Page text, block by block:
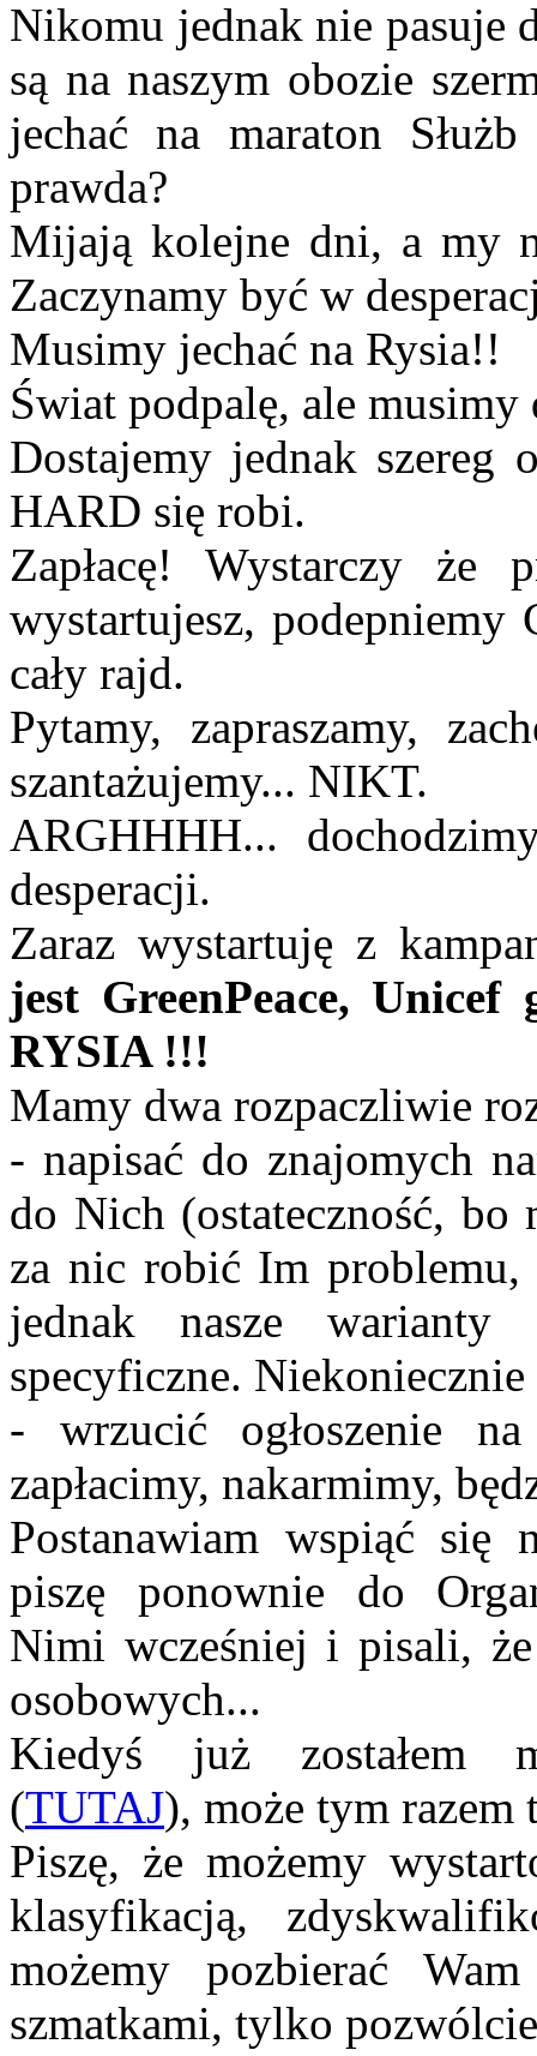
Nikomu jednak nie pasuje
są na naszym obozie
jechać na maraton
prawda?
Mijają kolejne dni, a my
Zaczynamy być w
Musimy jechać na Rysia!!
Świat podpalę, ale musimy
Dostajemy jednak szereg
HARD się robi.
Zapłacę! Wystarczy że
wystartujesz,
cały rajd.
Pytamy, zapraszamy,
szantażujemy... NIKT.
ARGHHHH...
desperacji.
Zaraz wystartuję z
jest GreenPeace,
RYSIA !!!
Mamy dwa rozpaczliwie
- napisać do znajomych
do Nich (ostateczność, bo
za nic robić Im
jednak nasze warianty
specyficzne.
- wrzucić ogłoszenie
zapłacimy, nakarmimy,
Postanawiam wspiąć
piszę ponownie do
Nimi wcześniej i pisali,
osobowych...
Kiedyś już zostałem
(TUTAJ), może tym razem
Piszę, że możemy
klasyfikacją,
możemy pozbierać
szmatkami, tylko